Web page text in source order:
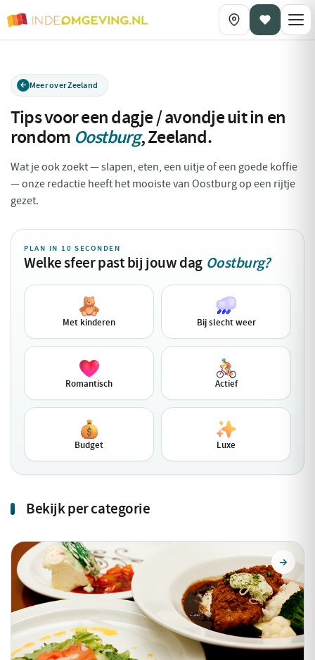
Meer over Zeeland
Tips voor een dagje / avondje uit in en
rondom Oostburg,Zeeland.
Wat je ook zoekt — slapen, eten, een uitje of een goede koffie
— onze redactie heeft het mooiste van Oostburg op een rijtje
gezet.
PLAN IN 10 SECONDEN
Welke sfeer past bij jouw dag Oostburg?
Met kinderen Bij slecht weer
Romantisch Actief
Budget Luxe
Bekijk per categorie